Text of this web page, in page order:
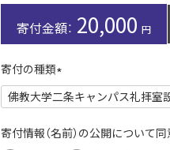
20,000
寄付の種類
(
必
須
寄付情報（名前）の公開について